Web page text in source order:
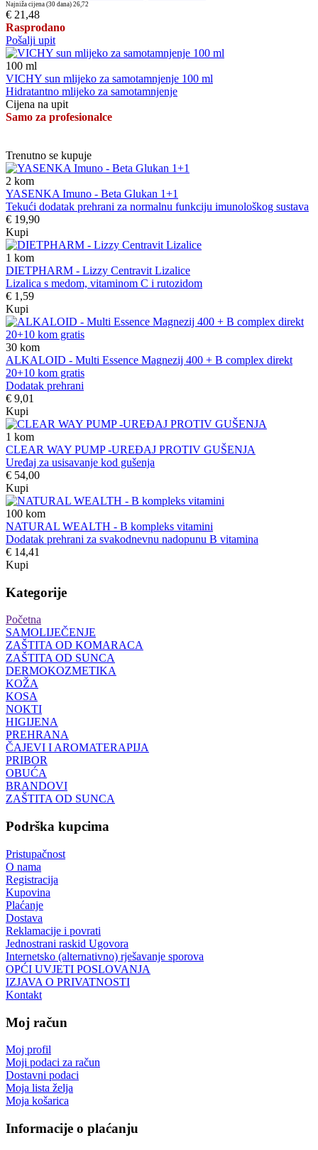
Najniža cijena (30 dana) 26,72
€ 21,48
Rasprodano
Pošalji upit
100 ml
VICHY sun mlijeko za samotamnjenje 100 ml
Hidratantno mlijeko za samotamnjenje
Cijena na upit
Samo za profesionalce
Trenutno se kupuje
2 kom
YASENKA Imuno - Beta Glukan 1+1
Tekući dodatak prehrani za normalnu funkciju imunološkog sustava
€ 19,90
Kupi
1 kom
DIETPHARM - Lizzy Centravit Lizalice
Lizalica s medom, vitaminom C i rutozidom
€ 1,59
Kupi
30 kom
ALKALOID - Multi Essence Magnezij 400 + B complex direkt
20+10 kom gratis
Dodatak prehrani
€ 9,01
Kupi
1 kom
CLEAR WAY PUMP -UREĐAJ PROTIV GUŠENJA
Uređaj za usisavanje kod gušenja
€ 54,00
Kupi
100 kom
NATURAL WEALTH - B kompleks vitamini
Dodatak prehrani za svakodnevnu nadopunu B vitamina
€ 14,41
Kupi
Kategorije
Početna
SAMOLIJEČENJE
ZAŠTITA OD KOMARACA
ZAŠTITA OD SUNCA
DERMOKOZMETIKA
KOŽA
KOSA
NOKTI
HIGIJENA
PREHRANA
ČAJEVI I AROMATERAPIJA
PRIBOR
OBUĆA
BRANDOVI
ZAŠTITA OD SUNCA
Podrška kupcima
Pristupačnost
O nama
Registracija
Kupovina
Plaćanje
Dostava
Reklamacije i povrati
Jednostrani raskid Ugovora
Internetsko (alternativno) rješavanje sporova
OPĆI UVJETI POSLOVANJA
IZJAVA O PRIVATNOSTI
Kontakt
Moj račun
Moj profil
Moji podaci za račun
Dostavni podaci
Moja lista želja
Moja košarica
Informacije o plaćanju